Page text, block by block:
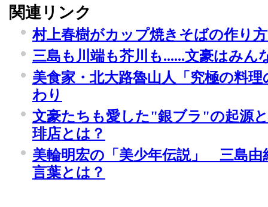
関連リンク
村上春樹がカップ焼きそばの作り
三島も川端も芥川も......文豪はみん
美食家・北大路魯山人「究極の料
わり
文豪たちも愛した"銀ブラ"の起源
琲店とは？
美輪明宏の「美少年伝説」 三島由
言葉とは？